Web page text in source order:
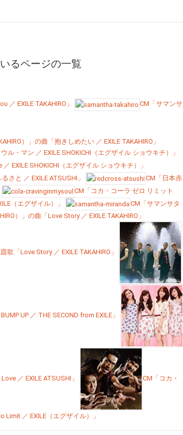
るページの一覧
／ EXILE TAKAHIRO」 CM「サマンサ
）」の曲「抱きしめたい ／ EXILE TAKAHIRO」
ル・マン ／ EXILE SHOKICHI（エグザイル ショウキチ）」
EXILE SHOKICHI（エグザイル ショウキチ）」
さと ／ EXILE ATSUSHI」
CM「日本赤
CM「コカ・コーラ ゼロ リミット
（エグザイル）」
CM「サマンサタ
）」の曲「Love Story ／ EXILE TAKAHIRO」
歌「Love Story ／ EXILE TAKAHIRO」
UP ／ THE SECOND from EXILE」
／ EXILE ATSUSHI」 CM「コカ・
Limit ／ EXILE（エグザイル）」